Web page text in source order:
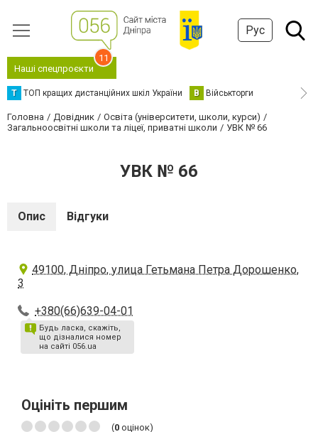
Рус
Наші спецпроєкти
11
Т ТОП кращих дистанційних шкіл України В Військторги
Головна Довідник
Освіта (університети, школи, курси)
Загальноосвітні школи та ліцеї, приватні школи
УВК № 66
УВК № 66
Опис Відгуки
49100, Дніпро, улица Гетьмана Петра Дорошенко,
3
+380(66)639-04-01
Будь ласка, скажіть,
що дізналися номер
на сайті 056.ua
Оцініть першим
(0 оцінок)